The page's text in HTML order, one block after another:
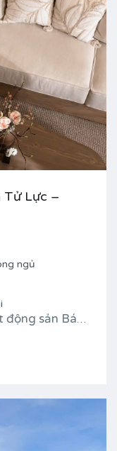
Tử Lực –
ngủ
Bất động sản Bán, Nhà